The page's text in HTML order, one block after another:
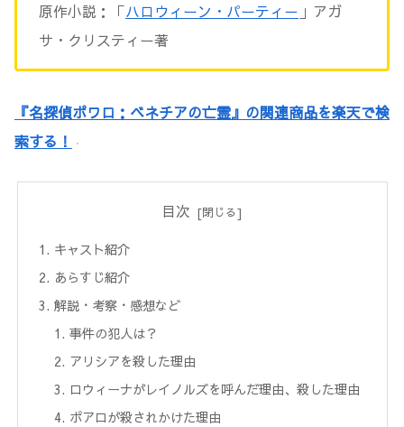
原作小説：「ハロウィーン・パーティ－ 」アガ
サ・クリスティー著
『名探偵ポワロ：ベネチアの亡霊』の関連商品を楽天で検
索する！
目次
キャスト紹介
あらすじ紹介
解説・考察・感想など
事件の犯人は？
アリシアを殺した理由
ロウィーナがレイノルズを呼んだ理由、殺した理由
ポアロが殺されかけた理由